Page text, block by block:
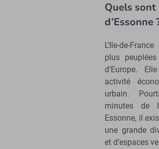
Quels sont
d’Essonne
L’Ile-de-
plus
d’Europe.
activité
urbain.
minutes de
Essonne, il
une grande
et d’espaces